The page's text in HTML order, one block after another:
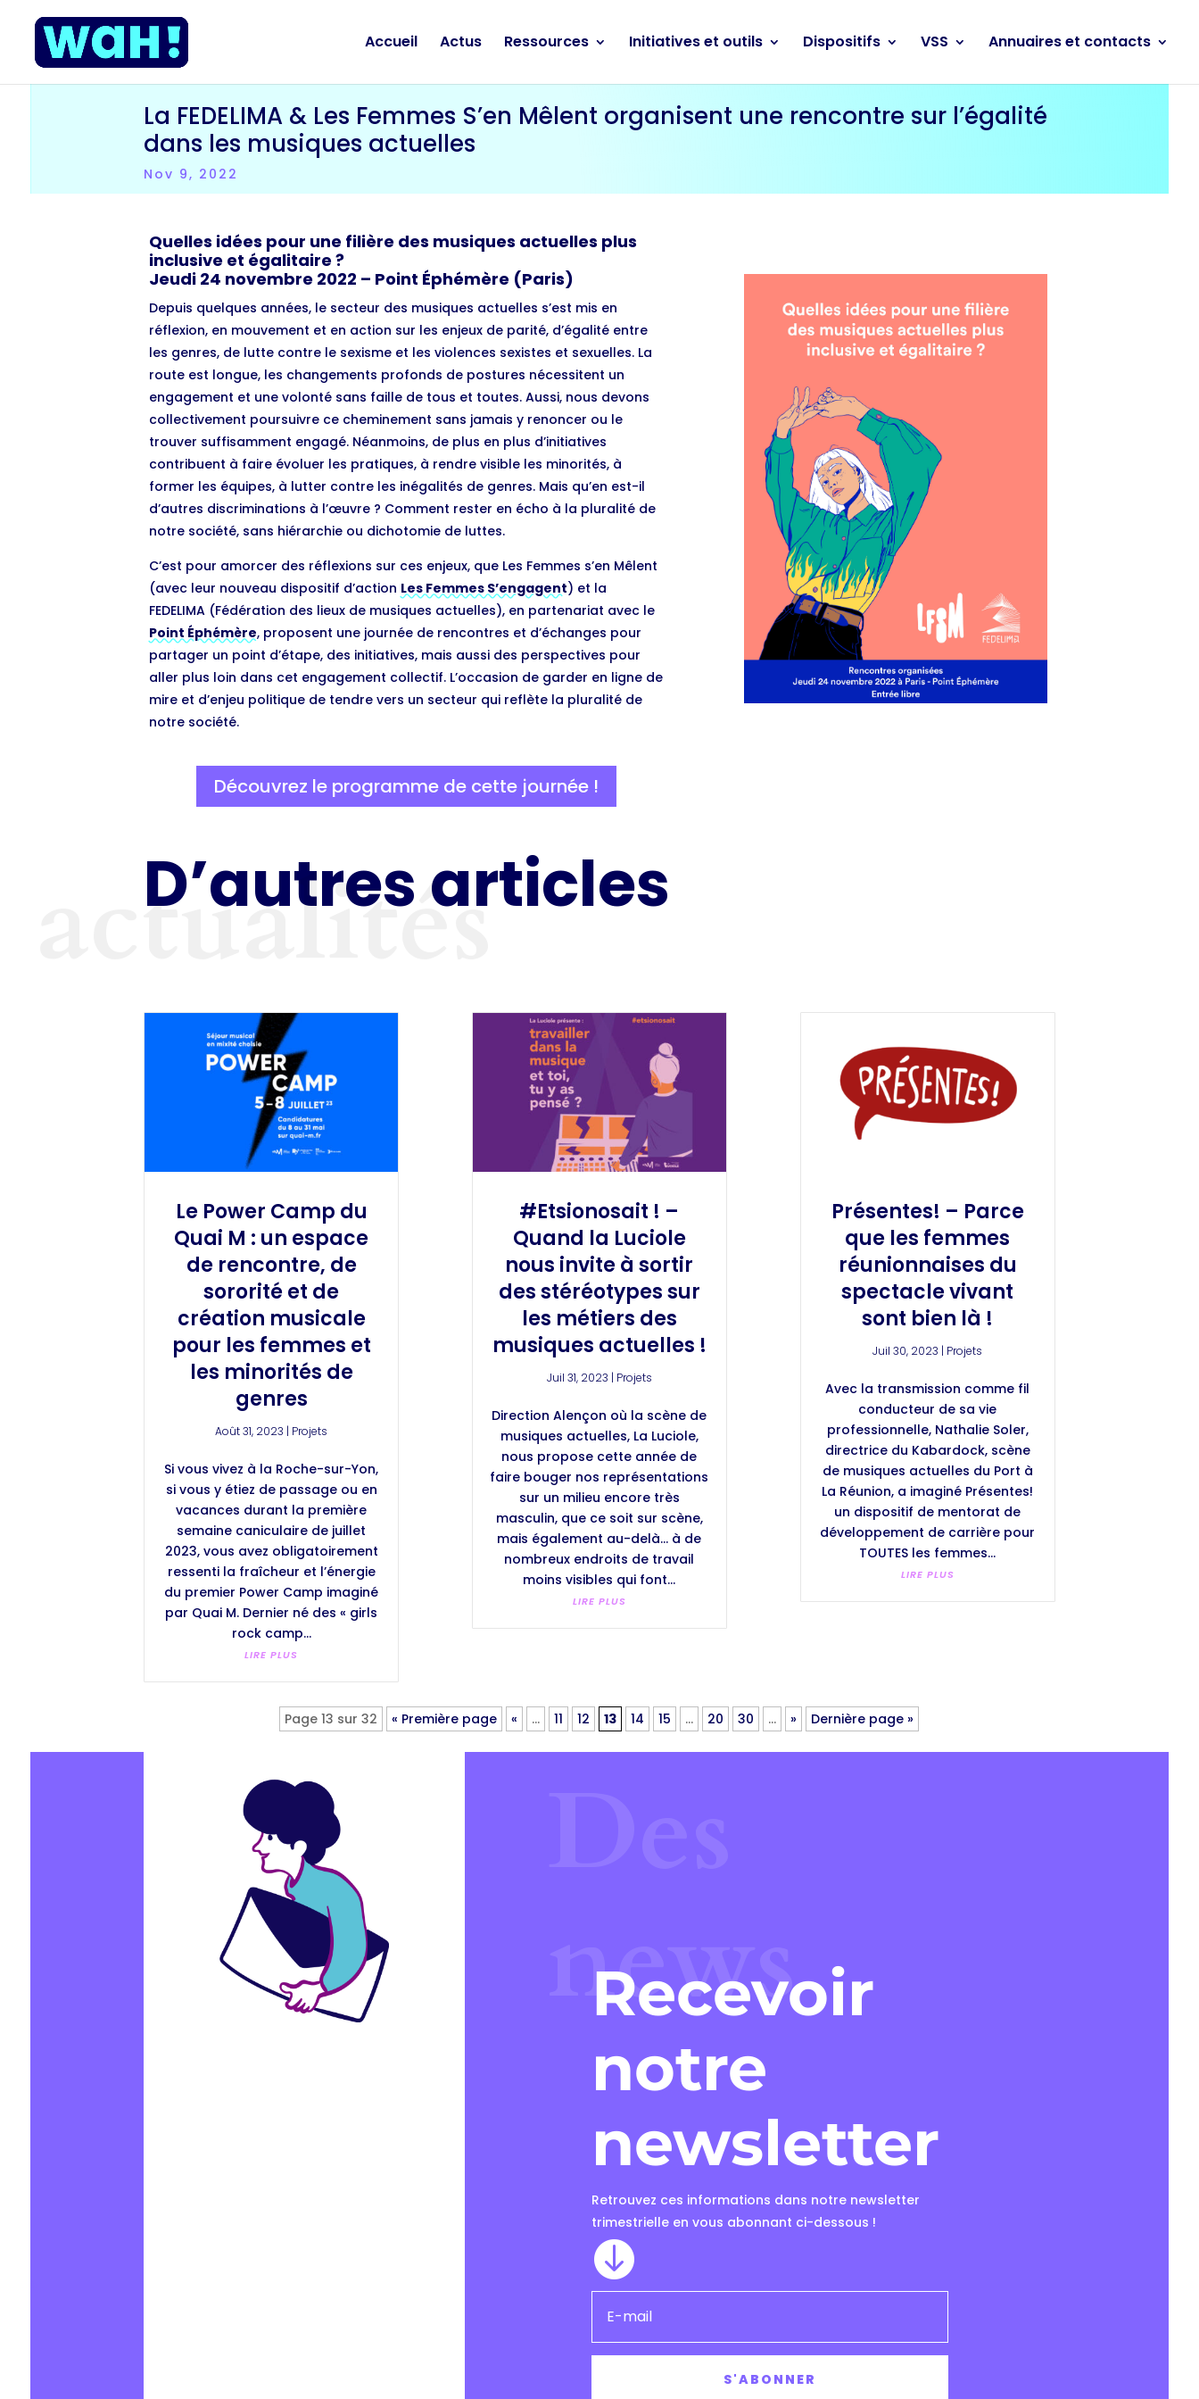
Accueil Actus Ressources Initiatives et outils Dispositifs VSS Annuaires et contacts
La FEDELIMA & Les Femmes S’en Mêlent organisent une rencontre sur l’égalité
dans les musiques actuelles
Nov 9, 2022
Quelles idées pour une filière des musiques actuelles plus
inclusive et égalitaire ?
Jeudi 24 novembre 2022 – Point Éphémère (Paris)
Depuis quelques années, le secteur des musiques actuelles s’est mis en
réflexion, en mouvement et en action sur les enjeux de parité, d’égalité entre
les genres, de lutte contre le sexisme et les violences sexistes et sexuelles. La
route est longue, les changements profonds de postures nécessitent un
engagement et une volonté sans faille de tous et toutes. Aussi, nous devons
collectivement poursuivre ce cheminement sans jamais y renoncer ou le
trouver suffisamment engagé. Néanmoins, de plus en plus d’initiatives
contribuent à faire évoluer les pratiques, à rendre visible les minorités, à
former les équipes, à lutter contre les inégalités de genres. Mais qu’en est-il
d’autres discriminations à l’œuvre ? Comment rester en écho à la pluralité de
notre société, sans hiérarchie ou dichotomie de luttes.
C’est pour amorcer des réflexions sur ces enjeux, que Les Femmes s’en Mêlent
(avec leur nouveau dispositif d’action Les Femmes S’engagent) et la
FEDELIMA (Fédération des lieux de musiques actuelles), en partenariat avec le
Point Éphémère, proposent une journée de rencontres et d’échanges pour
partager un point d’étape, des initiatives, mais aussi des perspectives pour
aller plus loin dans cet engagement collectif. L’occasion de garder en ligne de
mire et d’enjeu politique de tendre vers un secteur qui reflète la pluralité de
notre société.
Découvrez le programme de cette journée !
D’autres articles
actualités
Le Power Camp du
Quai M : un espace
de rencontre, de
sororité et de
création musicale
pour les femmes et
les minorités de
genres
Août 31, 2023 | Projets
Si vous vivez à la Roche-sur-Yon,
si vous y étiez de passage ou en
vacances durant la première
semaine caniculaire de juillet
2023, vous avez obligatoirement
ressenti la fraîcheur et l’énergie
du premier Power Camp imaginé
par Quai M. Dernier né des « girls
rock camp...
LIRE PLUS
#Etsionosait ! –
Quand la Luciole
nous invite à sortir
des stéréotypes sur
les métiers des
musiques actuelles !
Juil 31, 2023 | Projets
Direction Alençon où la scène de
musiques actuelles, La Luciole,
nous propose cette année de
faire bouger nos représentations
sur un milieu encore très
masculin, que ce soit sur scène,
mais également au-delà… à de
nombreux endroits de travail
moins visibles qui font...
LIRE PLUS
Présentes! – Parce
que les femmes
réunionnaises du
spectacle vivant
sont bien là !
Juil 30, 2023 | Projets
Avec la transmission comme fil
conducteur de sa vie
professionnelle, Nathalie Soler,
directrice du Kabardock, scène
de musiques actuelles du Port à
La Réunion, a imaginé Présentes!
un dispositif de mentorat de
développement de carrière pour
TOUTES les femmes...
LIRE PLUS
Page 13 sur 32 « Première page « … 11 12 13 14 15 … 20 30 … » Dernière page »
news
Recevoir
notre
newsletter
Retrouvez ces informations dans notre newsletter
trimestrielle en vous abonnant ci-dessous !

S'ABONNER